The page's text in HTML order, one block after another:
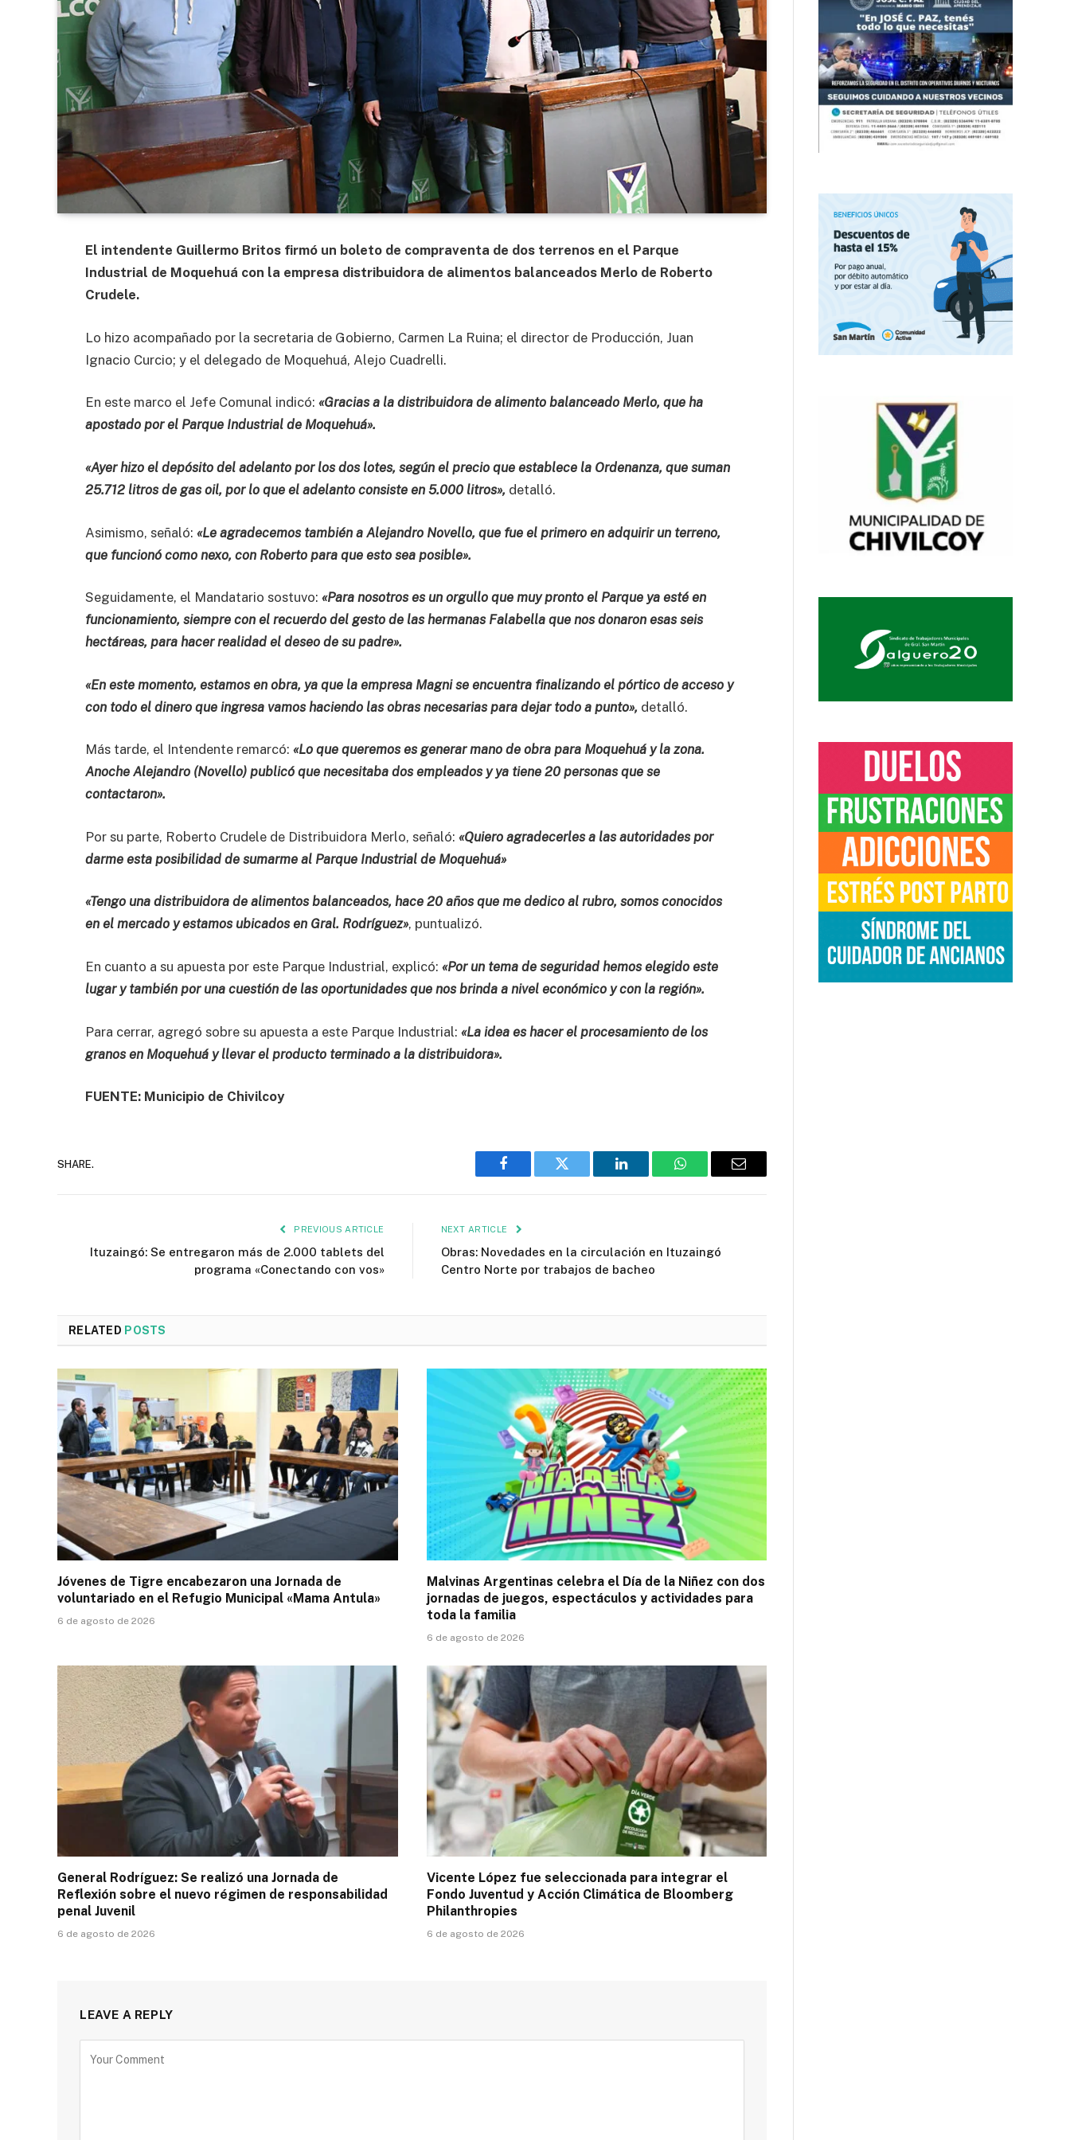
El intendente Guillermo Britos firmó un boleto de compraventa de dos terrenos en el Parque
Industrial de Moquehuá con la empresa distribuidora de alimentos balanceados Merlo de Roberto
Crudele.
Lo hizo acompañado por la secretaria de Gobierno, Carmen La Ruina; el director de Producción, Juan
Ignacio Curcio; y el delegado de Moquehuá, Alejo Cuadrelli.
En este marco el Jefe Comunal indicó:«Gracias a la distribuidora de alimento balanceado Merlo, que ha
apostado por el Parque Industrial de Moquehuá».
«Ayer hizo el depósito del adelanto por los dos lotes, según el precio que establece la Ordenanza, que suman
25.712 litros de gas oil, por lo que el adelanto consiste en 5.000 litros», detalló.
Asimismo, señaló:«Le agradecemos también a Alejandro Novello, que fue el primero en adquirir un terreno,
que funcionó como nexo, con Roberto para que esto sea posible».
Seguidamente, el Mandatario sostuvo:«Para nosotros es un orgullo que muy pronto el Parque ya esté en
funcionamiento, siempre con el recuerdo del gesto de las hermanas Falabella que nos donaron esas seis
hectáreas, para hacer realidad el deseo de su padre».
«En este momento, estamos en obra, ya que la empresa Magni se encuentra finalizando el pórtico de acceso y
con todo el dinero que ingresa vamos haciendo las obras necesarias para dejar todo a punto», detalló.
Más tarde, el Intendente remarcó:«Lo que queremos es generar mano de obra para Moquehuá y la zona.
Anoche Alejandro (Novello) publicó que necesitaba dos empleados y ya tiene 20 personas que se
contactaron».
Por su parte, Roberto Crudele de Distribuidora Merlo, señaló:«Quiero agradecerles a las autoridades por
darme esta posibilidad de sumarme al Parque Industrial de Moquehuá»
«Tengo una distribuidora de alimentos balanceados, hace 20 años que me dedico al rubro, somos conocidos
en el mercado y estamos ubicados en Gral. Rodríguez», puntualizó.
En cuanto a su apuesta por este Parque Industrial, explicó:«Por un tema de seguridad hemos elegido este
lugar y también por una cuestión de las oportunidades que nos brinda a nivel económico y con la región».
Para cerrar, agregó sobre su apuesta a este Parque Industrial:«La idea es hacer el procesamiento de los
granos en Moquehuá y llevar el producto terminado a la distribuidora».
FUENTE: Municipio de Chivilcoy
SHARE.
Facebook Twitter LinkedIn WhatsAppEmail
PREVIOUS ARTICLE
Ituzaingó: Se entregaron más de 2.000 tablets del
programa «Conectando con vos»
NEXT ARTICLE
Obras: Novedades en la circulación en Ituzaingó
Centro Norte por trabajos de bacheo
RELATED POSTS
Jóvenes de Tigre encabezaron una Jornada de
voluntariado en el Refugio Municipal «Mama Antula»
6 de agosto de 2026
Malvinas Argentinas celebra el Día de la Niñez con dos
jornadas de juegos, espectáculos y actividades para
toda la familia
6 de agosto de 2026
General Rodríguez: Se realizó una Jornada de
Reflexión sobre el nuevo régimen de responsabilidad
penal Juvenil
6 de agosto de 2026
Vicente López fue seleccionada para integrar el
Fondo Juventud y Acción Climática de Bloomberg
Philanthropies
6 de agosto de 2026
LEAVE A REPLY